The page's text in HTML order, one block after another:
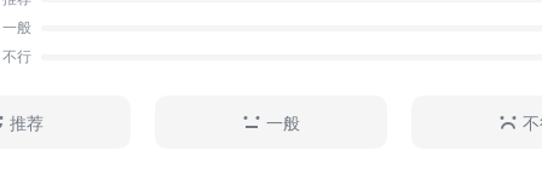
一般
不行
推荐 一般